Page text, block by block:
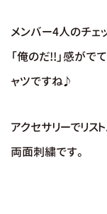
メンバー4人のチェ
「俺のだ!!」感がで
ャツですね♪
アクセサリーでリス
両面刺繍です。